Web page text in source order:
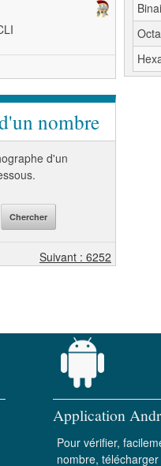
nombre
d'un
Suivant : 6252
Application
Pour vérifier,
nombre,